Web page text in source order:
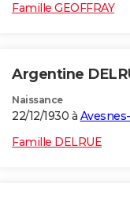
Famille GEOFFRAY
Argentine
Naissance
22/12/1930 à
Famille DELRUE